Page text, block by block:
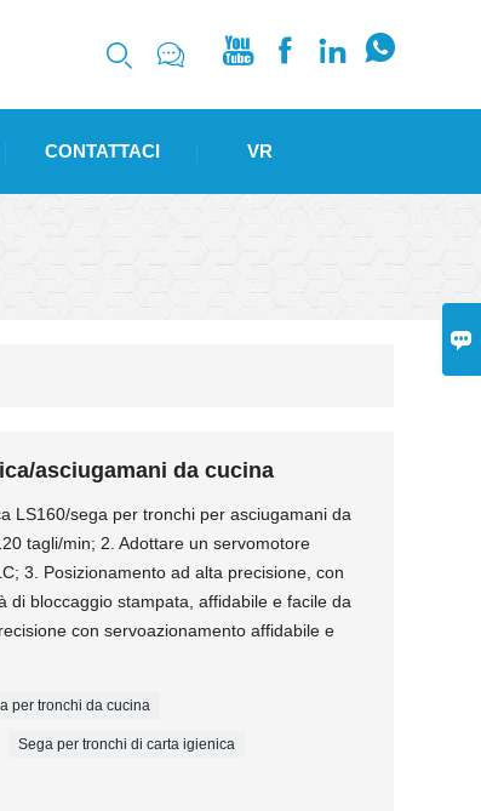

     
CONTATTACI VR
asciugamani da cucina
LS160/sega per tronchi per asciugamani da
tagli/min; 2. Adottare un servomotore
3. Posizionamento ad alta precisione, con
di bloccaggio stampata, affidabile e facile da
con servoazionamento affidabile e
per tronchi da cucina
Sega per tronchi di carta igienica